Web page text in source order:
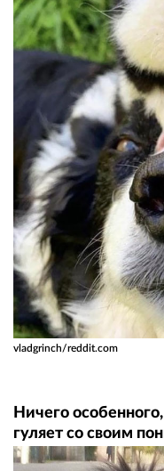
vladgrinch/reddit.com
Ничего
гуляет со своим